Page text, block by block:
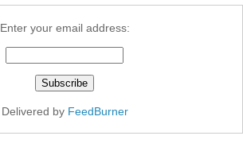
Enter your email address:
Delivered by FeedBurner